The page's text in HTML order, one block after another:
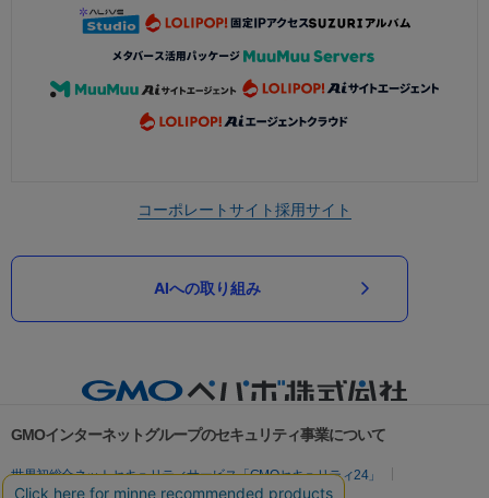
コーポレートサイト採用サイト
AIへの取り組み
GMOインターネットグループのセキュリティ事業について
世界初総合ネットセキュリティサービス「GMOセキュリティ24」